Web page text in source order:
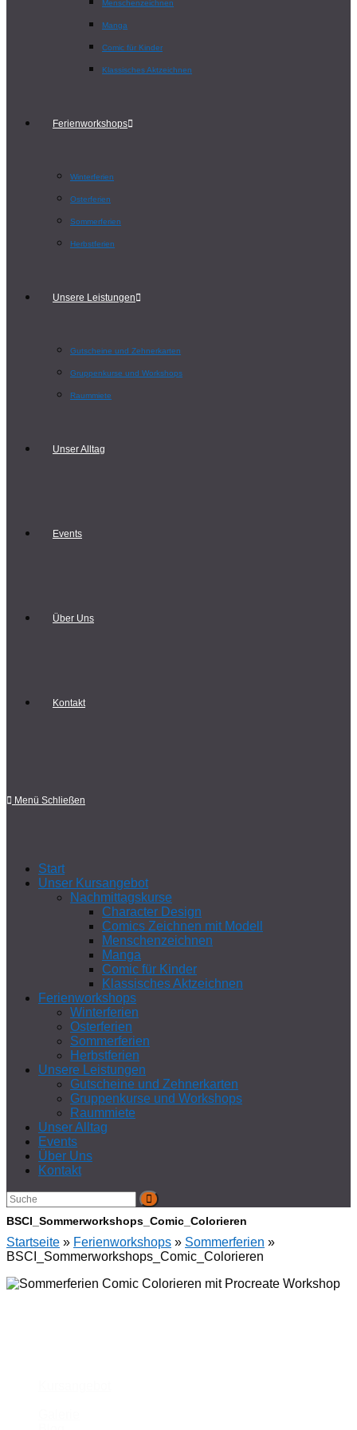
Menschenzeichnen
Manga
Comic für Kinder
Klassisches Aktzeichnen
Ferienworkshops
Winterferien
Osterferien
Sommerferien
Herbstferien
Unsere Leistungen
Gutscheine und Zehnerkarten
Gruppenkurse und Workshops
Raummiete
Unser Alltag
Events
Über Uns
Kontakt
Menü Schließen
Start
Unser Kursangebot
Nachmittagskurse
Character Design
Comics Zeichnen mit Modell
Menschenzeichnen
Manga
Comic für Kinder
Klassisches Aktzeichnen
Ferienworkshops
Winterferien
Osterferien
Sommerferien
Herbstferien
Unsere Leistungen
Gutscheine und Zehnerkarten
Gruppenkurse und Workshops
Raummiete
Unser Alltag
Events
Über Uns
Kontakt
BSCI_Sommerworkshops_Comic_Colorieren
Startseite » Ferienworkshops » Sommerferien »
BSCI_Sommerworkshops_Comic_Colorieren